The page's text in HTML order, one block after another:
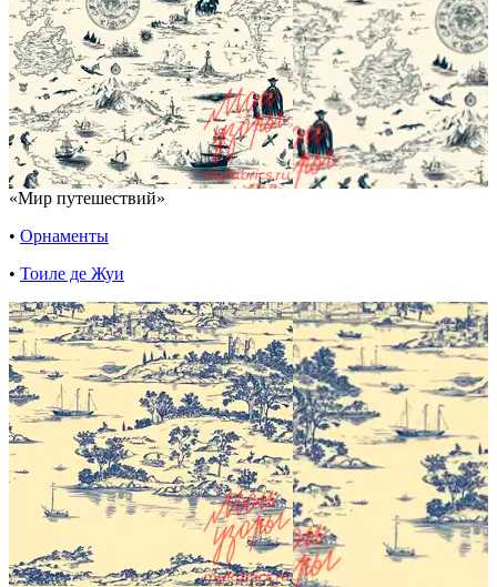
«Мир путешествий»
• Орнаменты
• Тоиле де Жуи